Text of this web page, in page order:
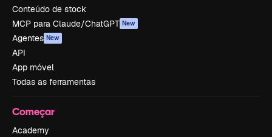
Conteúdo de stock
MCP para Claude/ChatGPT New
Agentes New
API
App móvel
Todas as ferramentas
Começar
Academy